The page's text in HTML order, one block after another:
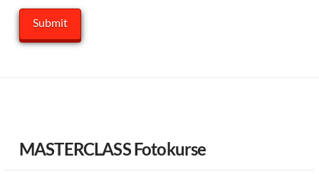
MASTERCLASS Fotokurse